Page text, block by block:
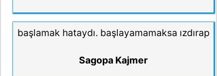
başlamak hataydı. başlayamamaksa ızdırap
Sagopa Kajmer